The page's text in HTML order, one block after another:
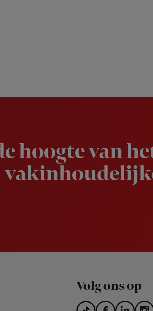
hoogte van
Volg ons op